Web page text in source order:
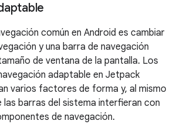
común en Android es cambiar
y una barra de navegación
de ventana de la pantalla. Los
adaptable en Jetpack
varios factores de forma y, al mismo
las barras del sistema interfieran con
de navegación.